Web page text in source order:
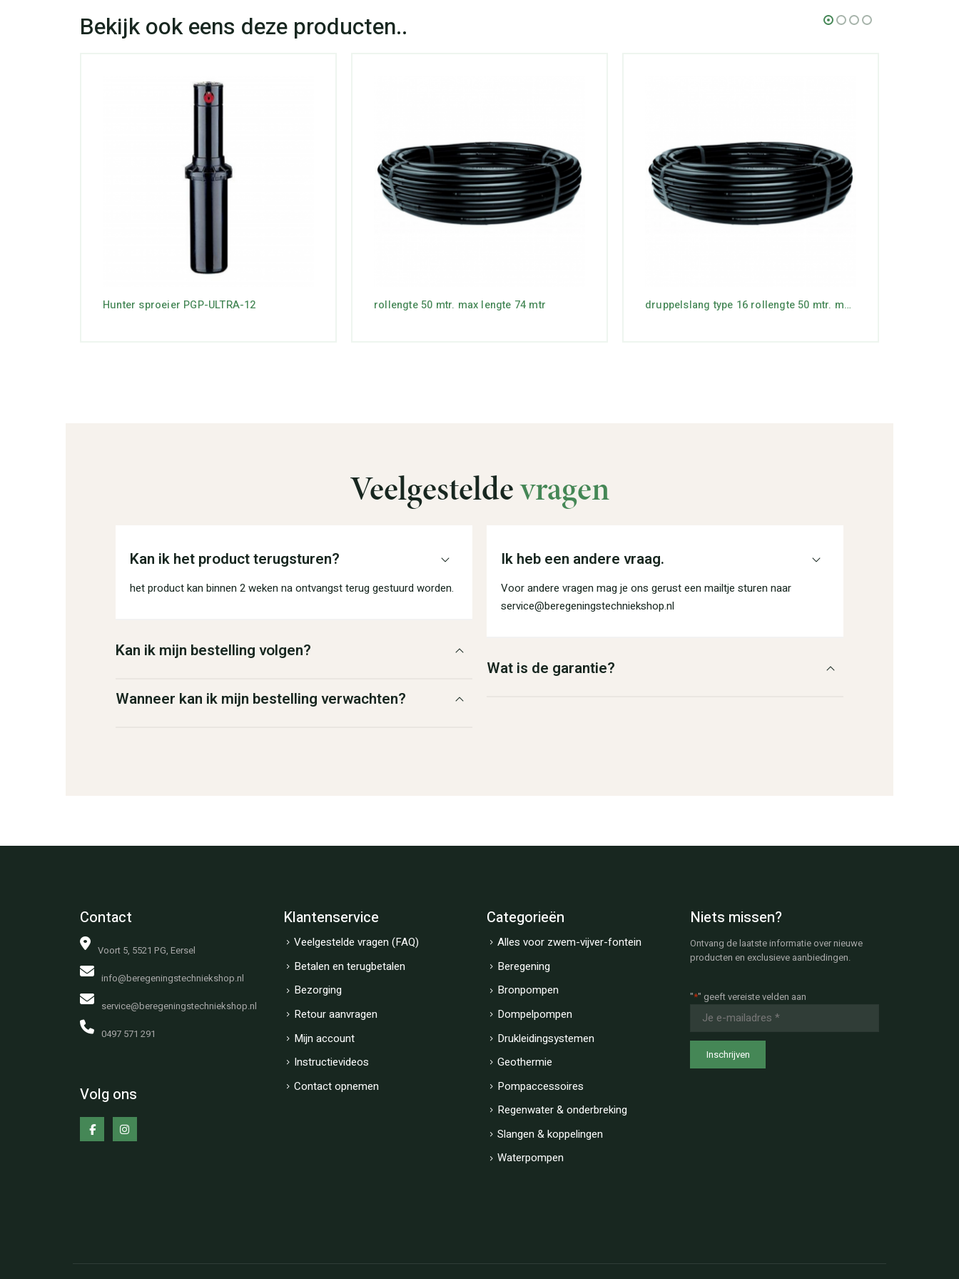
Hunter sproeier PGP-ULTRA-12 rollengte 50 mtr. max lengte 74 mtr druppelslang type 16 rollengte 50 mtr. max lengte 44 mtr.
Veelgesteldevragen
Kan ik het product terugsturen?
het product kan binnen 2 weken na ontvangst terug gestuurd worden.
Kan ik mijn bestelling volgen?
Wanneer kan ik mijn bestelling verwachten?
Ik heb een andere vraag.
Voor andere vragen mag je ons gerust een mailtje sturen naar
service@beregeningstechniekshop.nl
Wat is de garantie?
Contact
Voort 5, 5521 PG, Eersel
info@beregeningstechniekshop.nl
service@beregeningstechniekshop.nl
0497 571 291
Volg ons
Klantenservice
Veelgestelde vragen (FAQ)
Betalen en terugbetalen
Bezorging
Retour aanvragen
Mijn account
Instructievideos
Contact opnemen
Categorieën
Alles voor zwem-vijver-fontein
Beregening
Bronpompen
Dompelpompen
Drukleidingsystemen
Geothermie
Pompaccessoires
Regenwater & onderbreking
Slangen & koppelingen
Waterpompen
Niets missen?
Ontvang de laatste informatie over nieuwe
producten en exclusieve aanbiedingen.
"*" geeft vereiste velden aan
mailadres
*